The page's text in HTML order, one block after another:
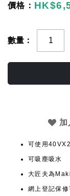
數量
加
可使用
可吸塵吸水
大匠夫為
網上登記保
the